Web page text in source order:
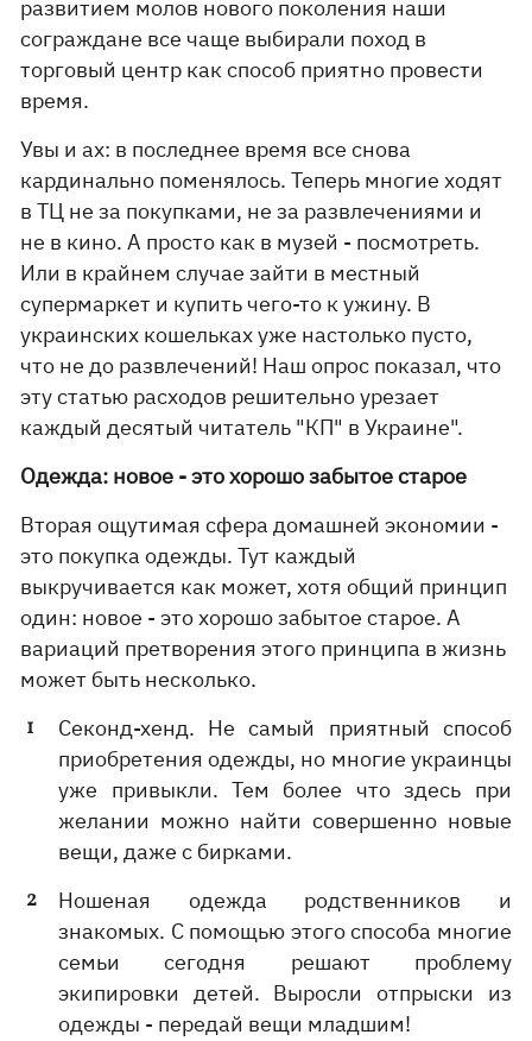
развитием молов нового поколения наши
сограждане все чаще выбирали поход в
торговый центр как способ приятно провести
время.
Увы и ах: в последнее время все снова
кардинально поменялось. Теперь многие ходят
в ТЦ не за покупками, не за развлечениями и
не в кино. А просто как в музей - посмотреть.
Или в крайнем случае зайти в местный
супермаркет и купить чего-то к ужину. В
украинских кошельках уже настолько пусто,
что не до развлечений! Наш опрос показал, что
эту статью расходов решительно урезает
каждый десятый читатель "КП" в Украине".
Одежда: новое - это хорошо забытое старое
Вторая ощутимая сфера домашней экономии -
это покупка одежды. Тут каждый
выкручивается как может, хотя общий принцип
один: новое - это хорошо забытое старое. А
вариаций претворения этого принципа в жизнь
может быть несколько.
Секонд-хенд. Не самый приятный способ
приобретения одежды, но многие украинцы
уже привыкли. Тем более что здесь при
желании можно найти совершенно новые
вещи, даже с бирками.
Ношеная одежда родственников и
знакомых. С помощью этого способа многие
семьи сегодня решают проблему
экипировки детей. Выросли отпрыски из
одежды - передай вещи младшим!